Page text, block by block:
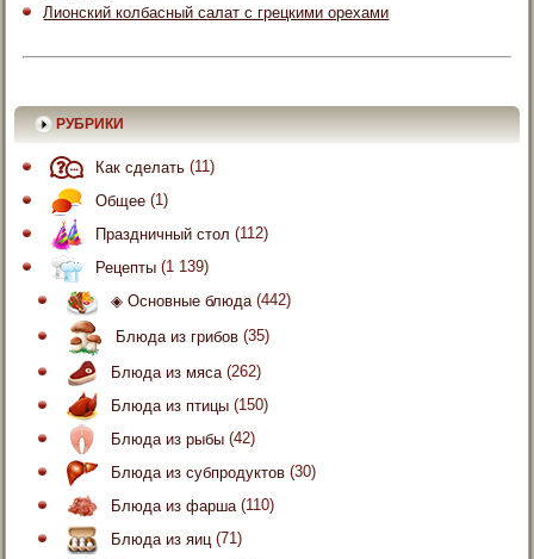
Лионский колбасный салат с грецкими орехами
РУБРИКИ
Как сделать (11)
Общее (1)
Праздничный стол (112)
Рецепты (1 139)
◈ Основные блюда (442)
Блюда из грибов (35)
Блюда из мяса (262)
Блюда из птицы (150)
Блюда из рыбы (42)
Блюда из субпродуктов (30)
Блюда из фарша (110)
Блюда из яиц (71)